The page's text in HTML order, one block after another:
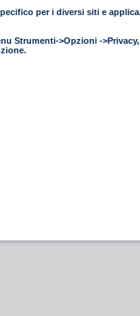
per i diversi siti e
Strumenti->Opzioni -